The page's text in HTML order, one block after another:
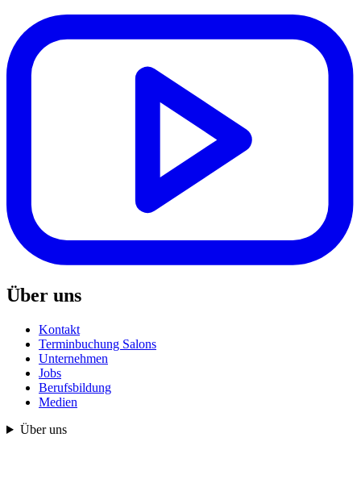
Über uns
Kontakt
Terminbuchung Salons
Unternehmen
Jobs
Berufsbildung
Medien
Über uns